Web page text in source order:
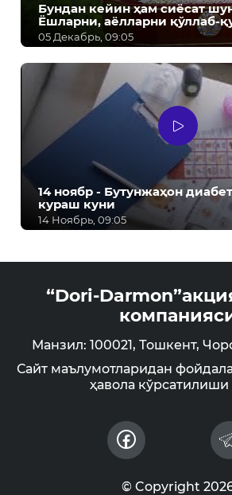
Бундан кейин ҳам сиёсат
Ёшларни, аёлларни қўллаб-
давом эттирамиз! - Ш.М.
05 Декабрь, 09:05
14 ноябр - Бутунжаҳон
кураш куни
14 Ноябрь, 09:05
“Dori-
Манзил: 100021, Тошкент,
Сайт маълумотларидан
ҳавола
© Copyright